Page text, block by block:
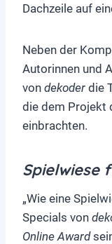
Dachzeile auf
Neben der
Autorinnen und
von dekoder die
die dem Projekt
einbrachten.
Spielwiese
„Wie eine
Specials von
Online Award